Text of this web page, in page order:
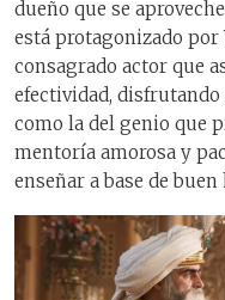
dueño que se
está protagonizado
consagrado actor que
efectividad,
como la del genio que
mentoría amorosa y
enseñar a base de